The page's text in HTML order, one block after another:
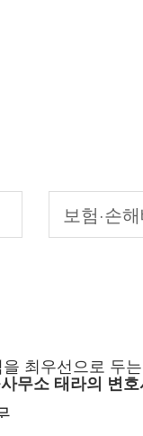
보험·손
최우선으로 두
무소 태라의 변